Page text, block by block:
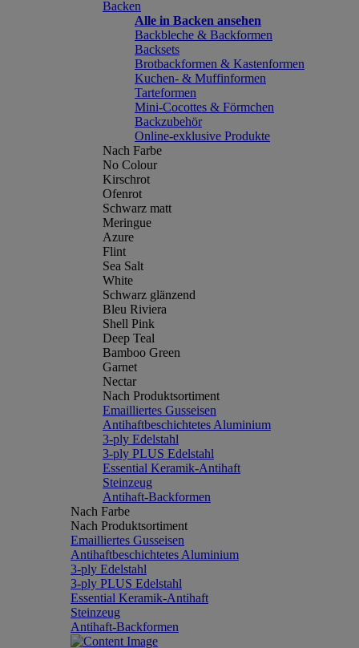
Backen
Alle in Backen ansehen
Backbleche & Backformen
Backsets
Brotbackformen & Kastenformen
Kuchen- & Muffinformen
Tarteformen
Mini-Cocottes & Förmchen
Backzubehör
Online-exklusive Produkte
Nach Farbe
No Colour
Kirschrot
Ofenrot
Schwarz matt
Meringue
Azure
Flint
Sea Salt
White
Schwarz glänzend
Bleu Riviera
Shell Pink
Deep Teal
Bamboo Green
Garnet
Nectar
Nach Produktsortiment
Emailliertes Gusseisen
Antihaftbeschichtetes Aluminium
3-ply Edelstahl
3-ply PLUS Edelstahl
Essential Keramik-Antihaft
Steinzeug
Antihaft-Backformen
Nach Farbe
Nach Produktsortiment
Emailliertes Gusseisen
Antihaftbeschichtetes Aluminium
3-ply Edelstahl
3-ply PLUS Edelstahl
Essential Keramik-Antihaft
Steinzeug
Antihaft-Backformen